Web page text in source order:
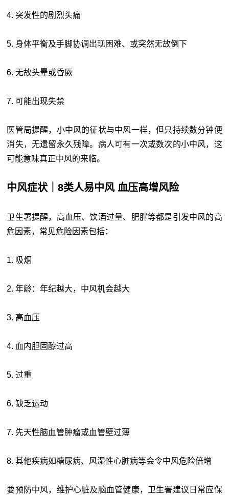
4. 突发性的剧烈头痛
5. 身体平衡及手脚协调出现困难、或突然无故倒下
6. 无故头晕或昏厥
7. 可能出现失禁
医管局提醒，小中风的征状与中风一样，但只持续数分钟便
消失，无遗留永久残障。病人可有一次或数次的小中风，这
可能意味真正中风的来临。
中风症状｜8类人易中风 血压高增风险
卫生署提醒，高血压、饮酒过量、肥胖等都是引发中风的高
危因素，常见危险因素包括：
1. 吸烟
2. 年龄：年纪越大，中风机会越大
3. 高血压
4. 血内胆固醇过高
5. 过重
6. 缺乏运动
7. 先天性脑血管肿瘤或血管壁过薄
8. 其他疾病如糖尿病、风湿性心脏病等会令中风危险倍增
要预防中风，维护心脏及脑血管健康，卫生署建议日常应保